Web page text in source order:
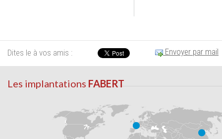
Dites le à vos amis : Envoyer par mail
Les implantations FABERT